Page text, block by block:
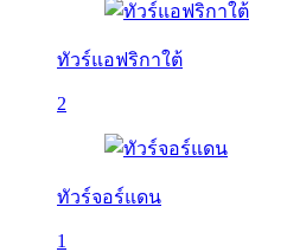
ทัวร์แอฟริกาใต้
2
ทัวร์จอร์แดน
1